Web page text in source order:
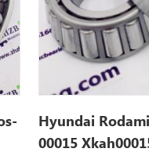
Hyundai
00015